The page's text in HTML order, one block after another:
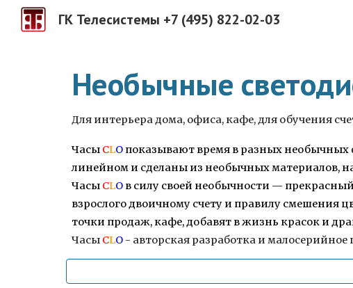
ГК Телесистемы +7 (495) 822-02-03
Необычные
Для интерьера дома, офиса, кафе, для обучения
Часы CLOпоказывают время в разных необычных
линейном и сделаны из необычных материалов,
Часы CLOв силу своей необычности —
взрослого двоичному счету и правилу смешения
точки продаж, кафе, добавят в жизнь красок и
Часы CLO- авторская разработка и